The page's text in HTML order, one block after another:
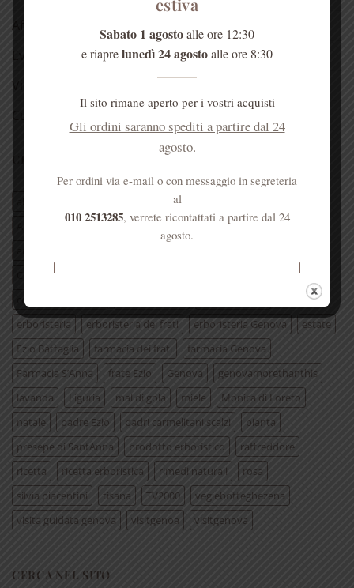
Aforismi
Video
Curiosità
CERCA PER TAG ARTICOLI
antica farmacia monastica
Antica Farmacia Sant'Anna
Antica Farmacia Sant'Anna Genova
Chiesa di santAnna
cosa fare a genova
erboristeria
erboristeria dei frati erboristeria Genova
estate
Ezio Battaglia
farmacia dei frati
farmacia Genova
Farmacia S’Anna
frate Ezio Genova
genovamorethanthis
lavanda
Liguria mal di gola miele
Monica di Loreto
natale
padre Ezio padri carmelitani scalzi
pianta
presepe di SantAnna
prodotto erboristico
raffreddore
ricetta
ricetta erboristica rimedi naturali
rosa
silvia piacentini
tisana TV2000
vegiebotteghezena
visita guidata genova
visitgenoa visitgenova
CERCA NEL SITO
Sabato 1 agostoalle ore 12:30
e riaprelunedì 24 agostoalle ore 8:30
Il sito rimane aperto per i vostri acquisti
Gli ordini saranno spediti a partire dal 24
agosto.
Per ordini via e-mail o con messaggio in segreteria
al
010 2513285, verrete ricontattati a partire dal 24
agosto.
superiori a € 50